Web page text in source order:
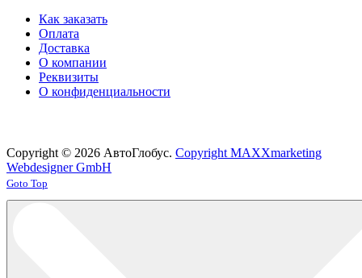
Как заказать
Оплата
Доставка
О компании
Реквизиты
О конфиденциальности
Copyright © 2026 АвтоГлобус. Copyright MAXXmarketing
Webdesigner GmbH
Joomla! 3 Templates
Goto Top